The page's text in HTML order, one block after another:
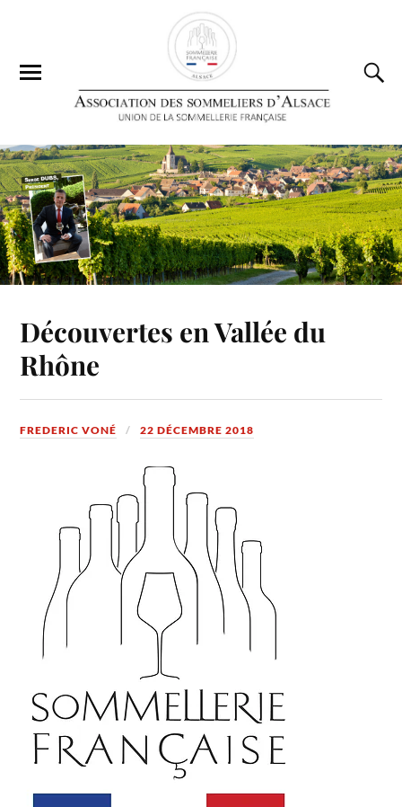
Découvertes en Vallée du
Rhône
FREDERIC VONÉ 22 DÉCEMBRE 2018